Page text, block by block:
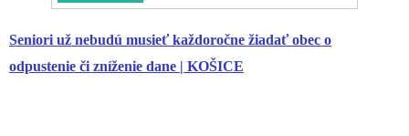
Senioriuž nebudú musieť každoročne žiadať obec o
odpustenie či zníženie dane | KOŠICE